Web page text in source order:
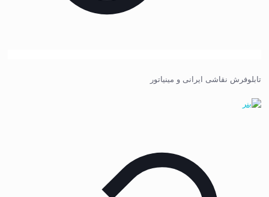
تابلوفرش نقاشی ایرانی و مینیاتور